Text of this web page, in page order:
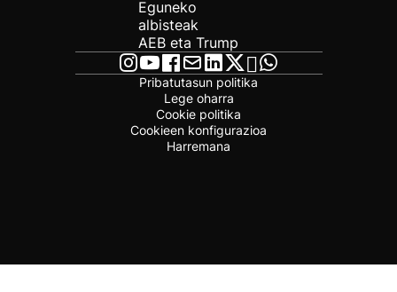
Eguneko
albisteak
AEB eta Trump
Pribatutasun politika
Lege oharra
Cookie politika
Cookieen konfigurazioa
Harremana